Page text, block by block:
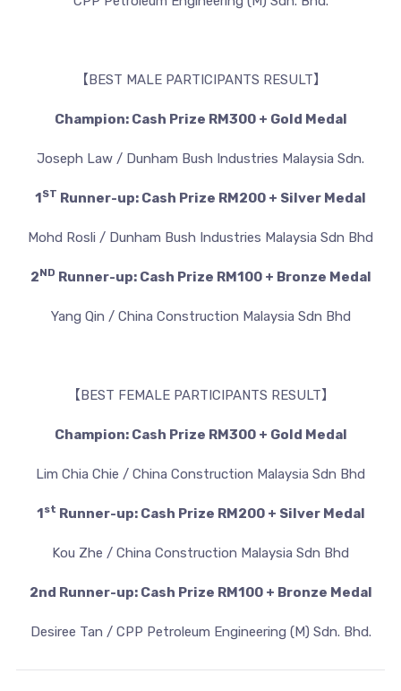
【BEST MALE PARTICIPANTS RESULT】
Champion: Cash Prize RM300 + Gold Medal
Joseph Law / Dunham Bush Industries Malaysia Sdn.
1ST Runner-up: Cash Prize RM200 + Silver Medal
Mohd Rosli / Dunham Bush Industries Malaysia Sdn Bhd
2ND Runner-up: Cash Prize RM100 + Bronze Medal
Yang Qin / China Construction Malaysia Sdn Bhd
【BEST FEMALE PARTICIPANTS RESULT】
Champion: Cash Prize RM300 + Gold Medal
Lim Chia Chie / China Construction Malaysia Sdn Bhd
1st Runner-up: Cash Prize RM200 + Silver Medal
Kou Zhe / China Construction Malaysia Sdn Bhd
2nd Runner-up: Cash Prize RM100 + Bronze Medal
Desiree Tan / CPP Petroleum Engineering (M) Sdn. Bhd.